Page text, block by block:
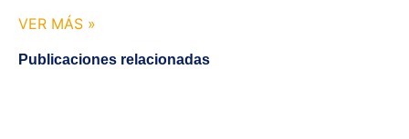
VER MÁS »
Publicaciones relacionadas